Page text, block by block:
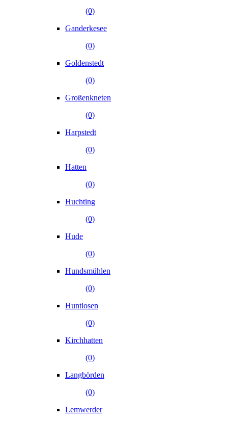
(0)
Ganderkesee
(0)
Goldenstedt
(0)
Großenkneten
(0)
Harpstedt
(0)
Hatten
(0)
Huchting
(0)
Hude
(0)
Hundsmühlen
(0)
Huntlosen
(0)
Kirchhatten
(0)
Langbörden
(0)
Lemwerder